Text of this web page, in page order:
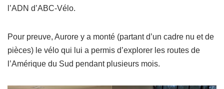
l’ADN d’ABC-Vélo.
Pour preuve, Aurore y a monté (partant d’un cadre nu et de
pièces) le vélo qui lui a permis d’explorer les routes de
l’Amérique du Sud pendant plusieurs mois.